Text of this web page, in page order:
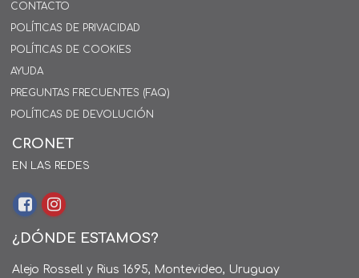
CONTACTO
POLÍTICAS DE PRIVACIDAD
POLÍTICAS DE COOKIES
AYUDA
PREGUNTAS FRECUENTES (FAQ)
POLÍTICAS DE DEVOLUCIÓN
CRONET
EN LAS REDES
¿DÓNDE ESTAMOS?
Alejo Rossell y Rius 1695, Montevideo, Uruguay